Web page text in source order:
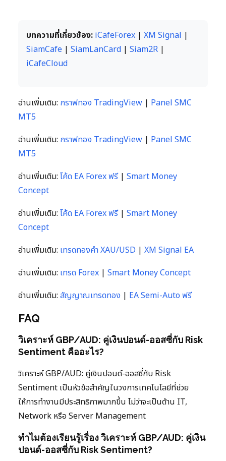
บทความที่เกี่ยวข้อง: iCafeForex | XM Signal |
SiamCafe | SiamLanCard | Siam2R |
iCafeCloud
อ่านเพิ่มเติม: กราฟทอง TradingView | Panel SMC
MT5
อ่านเพิ่มเติม: กราฟทอง TradingView | Panel SMC
MT5
อ่านเพิ่มเติม: โค้ด EA Forex ฟรี| Smart Money
Concept
อ่านเพิ่มเติม: โค้ด EA Forex ฟรี| Smart Money
Concept
อ่านเพิ่มเติม: เทรดทองคำ XAU/USD | XM Signal EA
อ่านเพิ่มเติม: เทรด Forex | Smart Money Concept
อ่านเพิ่มเติม: สัญญาณเทรดทอง | EA Semi-Auto ฟรี
FAQ
วิเคราะห์ GBP/AUD: คู่เงินปอนด์-ออสซี่กับ Risk
Sentiment คืออะไร?
วิเคราะห์ GBP/AUD: คู่เงินปอนด์-ออสซี่กับ Risk
Sentiment เป็นหัวข้อสำคัญในวงการเทคโนโลยีที่ช่วย
ให้การทำงานมีประสิทธิภาพมากขึ้น ไม่ว่าจะเป็นด้าน IT,
Network หรือ Server Management
ทำไมต้องเรียนรู้เรื่อง วิเคราะห์ GBP/AUD: คู่เงิน
ปอนด์-ออสซี่กับ Risk Sentiment?